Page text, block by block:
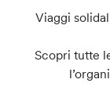
Viaggi
Scopri tutte